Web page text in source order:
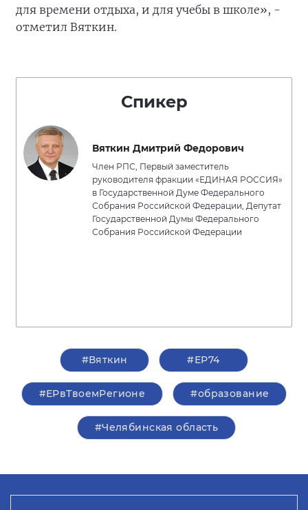
для времени отдыха, и для учебы в школе», -
отметил Вяткин.
Спикер
Вяткин Дмитрий Федорович
Член РПС, Первый заместитель
руководителя фракции «ЕДИНАЯ РОССИЯ»
в Государственной Думе Федерального
Собрания Российской Федерации, Депутат
Государственной Думы Федерального
Собрания Российской Федерации
#Вяткин #ЕР74
#ЕРвТвоемРегионе #образование
#Челябинская область